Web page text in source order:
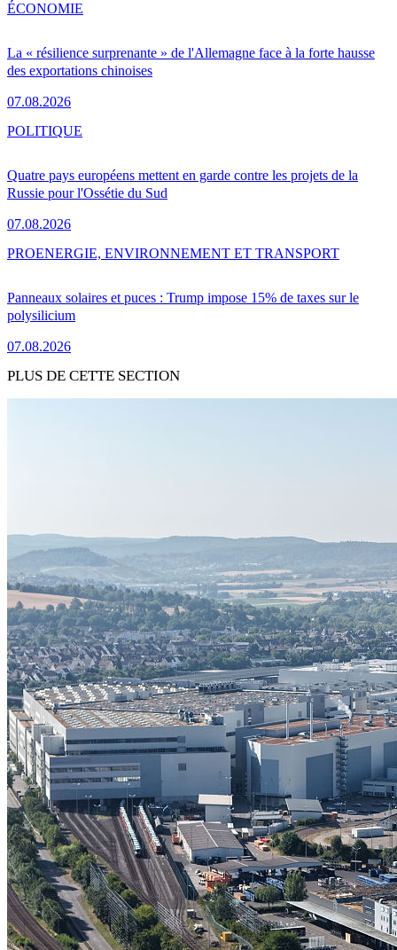
La « résilience surprenante » de l'Allemagne face à la forte hausse
des exportations chinoises
07.08.2026
ÉCONOMIE
Quatre pays européens mettent en garde contre les projets de la
Russie pour l'Ossétie du Sud
07.08.2026
POLITIQUE
Panneaux solaires et puces : Trump impose 15% de taxes sur le
polysilicium
07.08.2026
PROENERGIE, ENVIRONNEMENT ET TRANSPORT
PLUS DE CETTE SECTION